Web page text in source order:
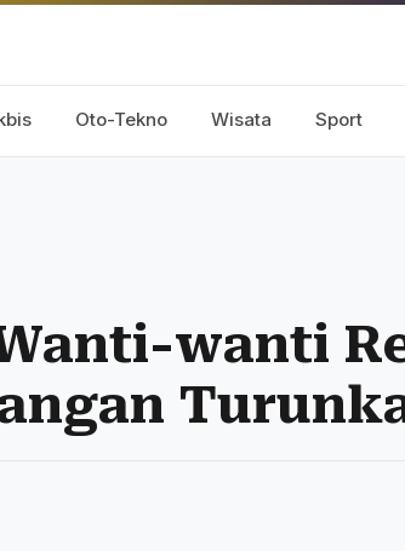
Oto-Tekno Wisata Sport
wanti